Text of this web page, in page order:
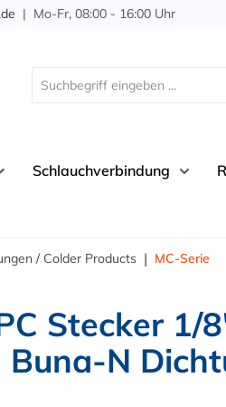
| Mo-Fr, 08:00 - 16:00 Uhr
Schlauchverbindung
/ Colder Products | MC-Serie
Stecker
N